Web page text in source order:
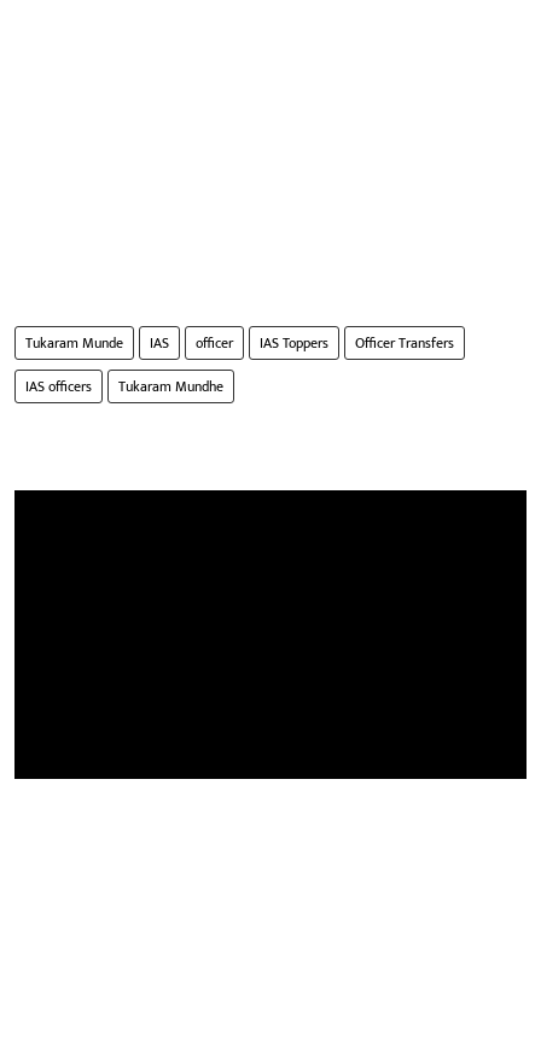
Tukaram Munde IAS officer IAS Toppers
Officer Transfers
IAS officers
Tukaram Mundhe